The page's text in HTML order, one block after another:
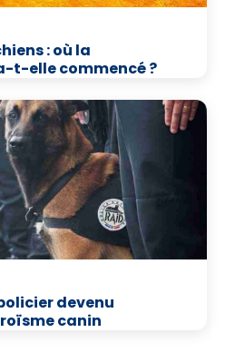
: où la
t-elle commencé ?
devenu
canin